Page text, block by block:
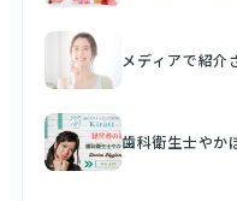
メディアで紹介
歯科衛生士やか